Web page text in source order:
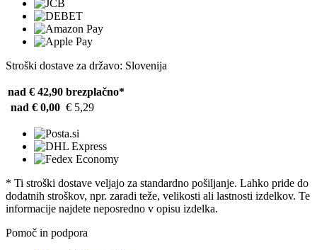
Stroški dostave za državo: Slovenija
nad € 42,90 brezplačno*
nad € 0,00 € 5,29
* Ti stroški dostave veljajo za standardno pošiljanje. Lahko pride do
dodatnih stroškov, npr. zaradi teže, velikosti ali lastnosti izdelkov. Te
informacije najdete neposredno v opisu izdelka.
Pomoč in podpora